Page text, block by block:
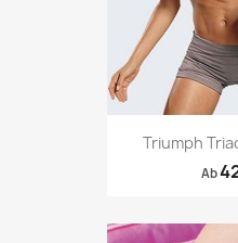
Triumph
Ab